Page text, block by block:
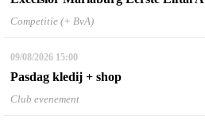
Competitie (+ BvA)
09/08/2026 15:00
Pasdag kledij + shop
Club evenement